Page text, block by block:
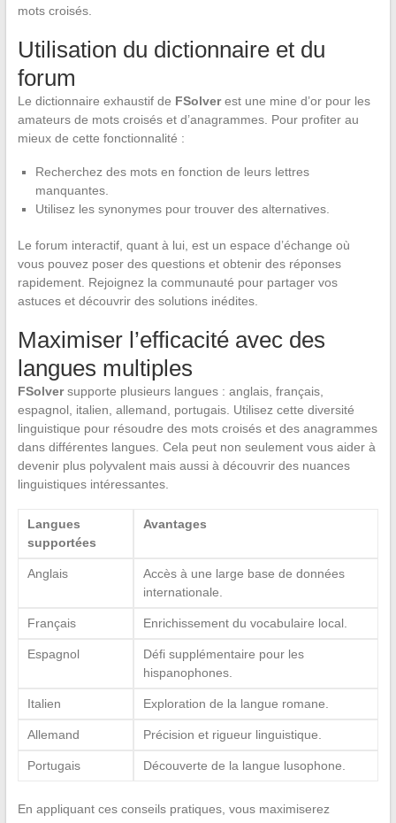
mots croisés.
Utilisation du dictionnaire et du
forum
Le dictionnaire exhaustif de FSolverest une mine d’or pour les
amateurs de mots croisés et d’anagrammes. Pour profiter au
mieux de cette fonctionnalité :
Recherchez des mots en fonction de leurs lettres
manquantes.
Utilisez les synonymes pour trouver des alternatives.
Le forum interactif, quant à lui, est un espace d’échange où
vous pouvez poser des questions et obtenir des réponses
rapidement. Rejoignez la communauté pour partager vos
astuces et découvrir des solutions inédites.
Maximiser l’efficacité avec des
langues multiples
FSolversupporte plusieurs langues : anglais, français,
espagnol, italien, allemand, portugais. Utilisez cette diversité
linguistique pour résoudre des mots croisés et des anagrammes
dans différentes langues. Cela peut non seulement vous aider à
devenir plus polyvalent mais aussi à découvrir des nuances
linguistiques intéressantes.
Langues
supportées
Avantages
Anglais
Accès à une large base de données
internationale.
Français Enrichissement du vocabulaire local.
Espagnol
Défi supplémentaire pour les
hispanophones.
Italien Exploration de la langue romane.
Allemand Précision et rigueur linguistique.
Portugais Découverte de la langue lusophone.
En appliquant ces conseils pratiques, vous maximiserez